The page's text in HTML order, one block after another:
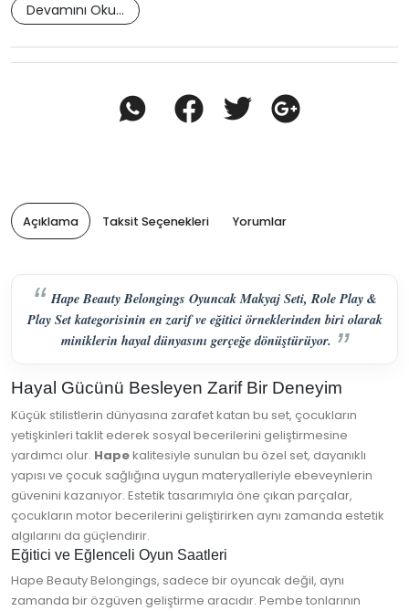
Devamını Oku...
Açıklama Taksit Seçenekleri Yorumlar
Hape Beauty Belongings Oyuncak Makyaj Seti, Role Play &
Play Set kategorisinin en zarif ve eğitici örneklerinden biri olarak
miniklerin hayal dünyasını gerçeğe dönüştürüyor.
Hayal Gücünü Besleyen Zarif Bir Deneyim
Küçük stilistlerin dünyasına zarafet katan bu set, çocukların
yetişkinleri taklit ederek sosyal becerilerini geliştirmesine
yardımcı olur. Hapekalitesiyle sunulan bu özel set, dayanıklı
yapısı ve çocuk sağlığına uygun materyalleriyle ebeveynlerin
güvenini kazanıyor. Estetik tasarımıyla öne çıkan parçalar,
çocukların motor becerilerini geliştirirken aynı zamanda estetik
algılarını da güçlendirir.
Eğitici ve Eğlenceli Oyun Saatleri
Hape Beauty Belongings, sadece bir oyuncak değil, aynı
zamanda bir özgüven geliştirme aracıdır. Pembe tonlarının